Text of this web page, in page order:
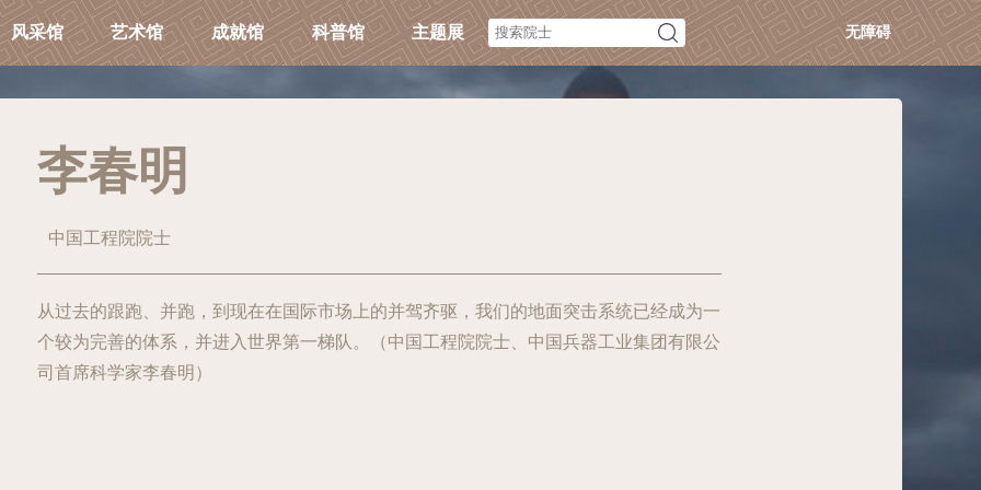
风采馆 艺术馆 成就馆 科普馆 主题展 无障碍
李春明
中国工程院院士
从过去的跟跑、并跑，到现在在国际市场上的并驾齐驱，我们的地面突击系统已经成为一
个较为完善的体系，并进入世界第一梯队。（中国工程院院士、中国兵器工业集团有限公
司首席科学家李春明）